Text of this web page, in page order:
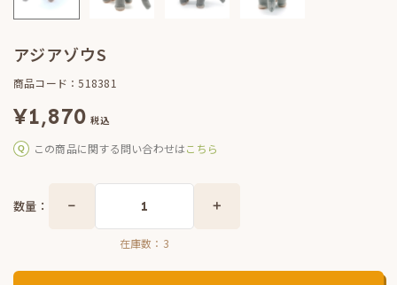
アジアゾウS
商品コード：518381
¥1,870 税込
この商品に関する問い合わせはこちら
数量：
在庫数： 3